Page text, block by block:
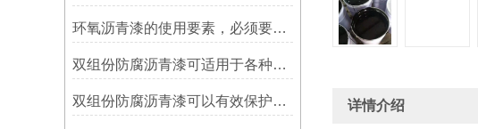
环氧沥青漆的使用要素，必须要知道！
双组份防腐沥青漆可适用于各种材质的表面处理
双组份防腐沥青漆可以有效保护设施免受腐蚀侵蚀 详情介绍